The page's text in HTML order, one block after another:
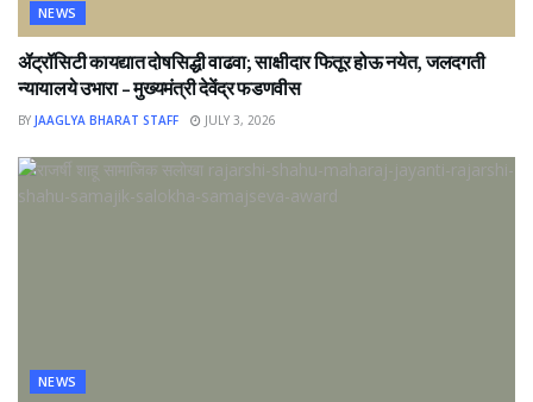
NEWS
ॲट्रॉसिटी कायद्यात दोषसिद्धी वाढवा; साक्षीदार फितूर होऊ नयेत, जलदगती
न्यायालये उभारा – मुख्यमंत्री देवेंद्र फडणवीस
BY JAAGLYA BHARAT STAFF JULY 3, 2026
NEWS